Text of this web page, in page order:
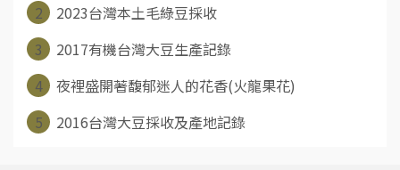
2
2023台灣本土毛綠豆採收
3
2017有機台灣大豆生產記錄
4
夜裡盛開著馥郁迷人的花香(火龍果花)
5
2016台灣大豆採收及產地記錄